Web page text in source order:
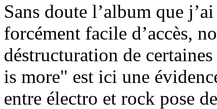
Sans doute l’album que
forcément facile d’accès,
déstructuration de
is more" est ici une
entre électro et rock pose